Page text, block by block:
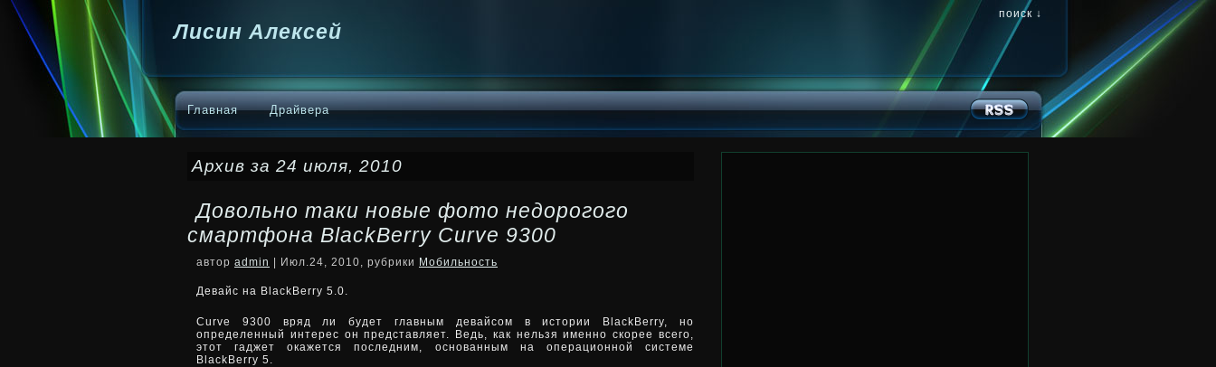
Лисин Алексей
поиск ↓
Главная Драйвера
Архив за 24 июля, 2010
Довольно таки новые фото недорогого
смартфона BlackBerry Curve 9300
автор admin | Июл.24, 2010, рубрики Мобильность
Девайс на BlackBerry 5.0.
Curve 9300 вряд ли будет главным девайсом в истории BlackBerry, но
определенный интерес он представляет. Ведь, как нельзя именно скорее всего,
этот гаджет окажется последним, основанным на операционной системе
BlackBerry 5.